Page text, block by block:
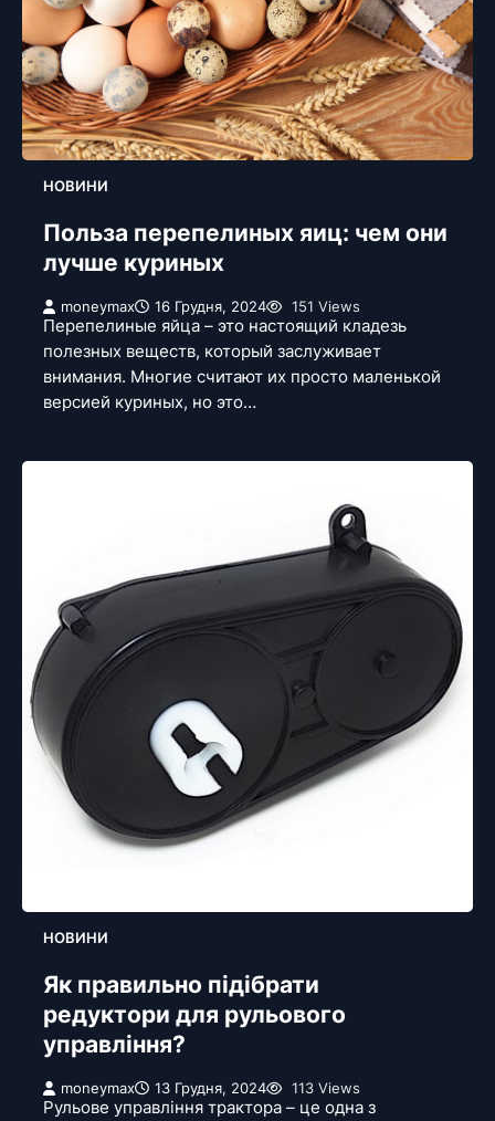
НОВИНИ
Польза перепелиных яиц: чем они
лучше куриных
moneymax 16 Грудня, 2024 151 Views
Перепелиные яйца – это настоящий кладезь
полезных веществ, который заслуживает
внимания. Многие считают их просто маленькой
версией куриных, но это…
НОВИНИ
Як правильно підібрати
редуктори для рульового
управління?
moneymax 13 Грудня, 2024 113 Views
Рульове управління трактора – це одна з